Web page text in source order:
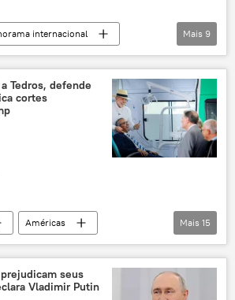
internacional
Sergei Lavrov
OTAN
Exército ultimato
Mais 9
Tedros, defende
cortes
Américas
Ricardo Couto
Estados Unidos
Mais 15
seus
Vladimir Putin